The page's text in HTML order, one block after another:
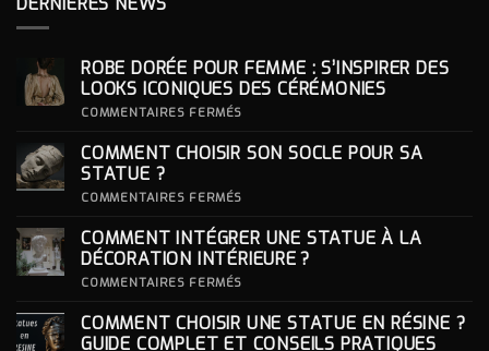
ROBE DORÉE POUR FEMME : S’INSPIRER DES
LOOKS ICONIQUES DES CÉRÉMONIES
COMMENTAIRES FERMÉS
POUR
ICONIQUES
DES
CÉRÉMONIES
COMMENT CHOISIR SON SOCLE POUR SA
STATUE ?
COMMENTAIRES FERMÉS
SON
SOCLE
POUR
COMMENT INTÉGRER UNE STATUE À LA
DÉCORATION INTÉRIEURE ?
COMMENTAIRES FERMÉS
UNE
STATUE
COMMENT CHOISIR UNE STATUE EN RÉSINE ?
GUIDE COMPLET ET CONSEILS PRATIQUES